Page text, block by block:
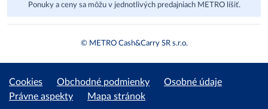
Ponuky a ceny sa môžu v jednotlivých predajniach METRO líšiť.
© METRO Cash&Carry SR s.r.o.
Cookies Obchodné podmienky
Osobné údaje
Právne aspekty
Mapa stránok